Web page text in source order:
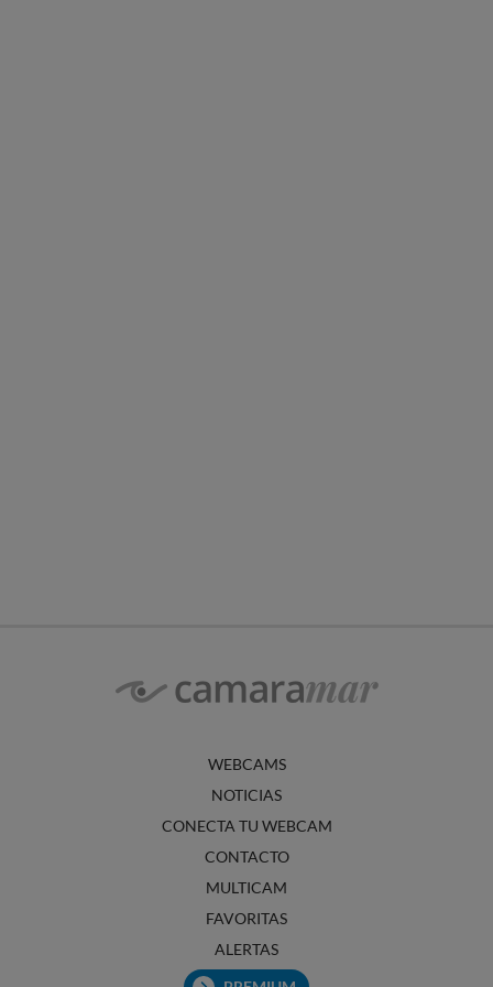
WEBCAMS
NOTICIAS
CONECTA TU WEBCAM
CONTACTO
MULTICAM
FAVORITAS
ALERTAS